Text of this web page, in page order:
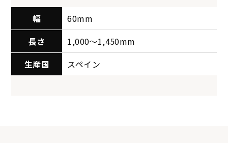
幅
60mm
長さ
1,000〜1,450mm
生産国
スペイン